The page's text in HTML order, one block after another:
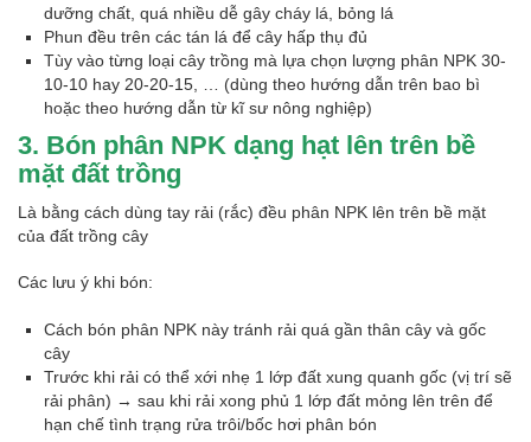
dưỡng chất, quá nhiều dễ gây cháy lá, bỏng lá
Phun đều trên các tán lá để cây hấp thụ đủ
Tùy vào từng loại cây trồng mà lựa chọn lượng phân NPK 30-
10-10 hay 20-20-15, … (dùng theo hướng dẫn trên bao bì
hoặc theo hướng dẫn từ kĩ sư nông nghiệp)
3. Bón phân NPK dạng hạt lên trên bề
mặt đất trồng
Là bằng cách dùng tay rải (rắc) đều phân NPK lên trên bề mặt
của đất trồng cây
Các lưu ý khi bón:
Cách bón phân NPK này tránh rải quá gần thân cây và gốc
cây
Trước khi rải có thể xới nhẹ 1 lớp đất xung quanh gốc (vị trí sẽ
rải phân) → sau khi rải xong phủ 1 lớp đất mỏng lên trên để
hạn chế tình trạng rửa trôi/bốc hơi phân bón